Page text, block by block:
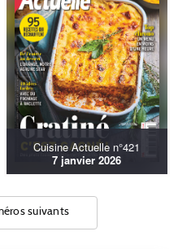
Cuisine Actuelle n°421
7 janvier 2026
suivants